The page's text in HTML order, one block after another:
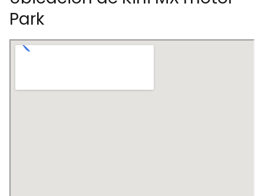
Park